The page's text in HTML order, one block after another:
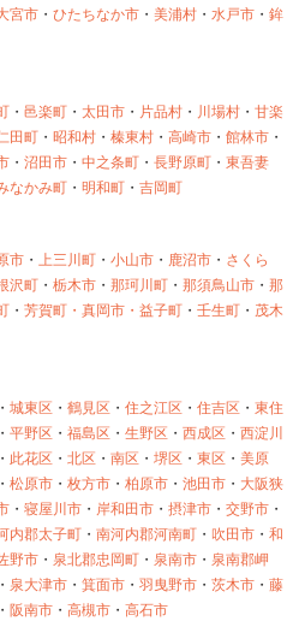
宮市 ・ ひたちなか市 ・ 美浦村 ・ 水戸市 ・ 鉾
・ 邑楽町 ・ 太田市 ・ 片品村 ・ 川場村 ・ 甘楽
田町 ・ 昭和村 ・ 榛東村 ・ 高崎市 ・ 館林市 ・
・ 沼田市 ・ 中之条町 ・ 長野原町 ・ 東吾妻
なかみ町 ・ 明和町 ・ 吉岡町
市 ・ 上三川町 ・ 小山市 ・ 鹿沼市 ・ さくら
沢町 ・ 栃木市 ・ 那珂川町 ・ 那須鳥山市 ・ 那
・ 芳賀町・ 真岡市・ 益子町 ・ 壬生町 ・ 茂木
・ 城東区 ・ 鶴見区 ・ 住之江区 ・ 住吉区 ・ 東住
・ 平野区 ・ 福島区 ・ 生野区 ・ 西成区 ・ 西淀川
・ 此花区 ・ 北区 ・ 南区 ・ 堺区 ・ 東区 ・ 美原
・ 松原市 ・ 枚方市 ・ 柏原市 ・ 池田市 ・ 大阪狭
・ 寝屋川市 ・ 岸和田市 ・ 摂津市 ・ 交野市 ・
内郡太子町 ・ 南河内郡河南町 ・ 吹田市 ・ 和
野市 ・ 泉北郡忠岡町 ・ 泉南市 ・ 泉南郡岬
・ 泉大津市 ・ 箕面市 ・ 羽曳野市 ・ 茨木市 ・ 藤
・ 阪南市 ・ 高槻市 ・ 高石市